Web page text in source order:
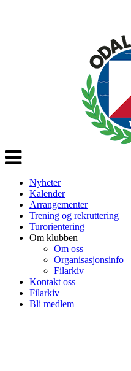
Veksle
navigasjon
Nyheter
Kalender
Arrangementer
Trening og rekruttering
Turorientering
Om klubben
Om oss
Organisasjonsinfo
Filarkiv
Kontakt oss
Filarkiv
Bli medlem